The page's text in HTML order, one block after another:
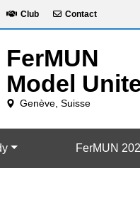
Club Contact
FerMUN